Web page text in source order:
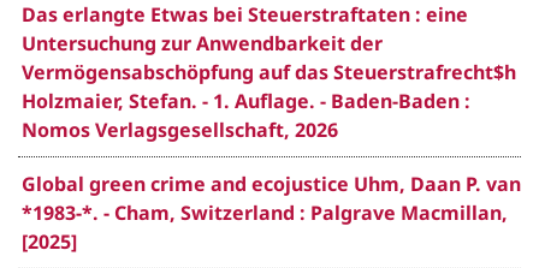
Das erlangte Etwas bei Steuerstraftaten : eine
Untersuchung zur Anwendbarkeit der
Vermögensabschöpfung auf das Steuerstrafrecht$h
Holzmaier, Stefan. - 1. Auflage. - Baden-Baden :
Nomos Verlagsgesellschaft, 2026
Global green crime and ecojustice Uhm, Daan P. van
*1983-*. - Cham, Switzerland : Palgrave Macmillan,
[2025]